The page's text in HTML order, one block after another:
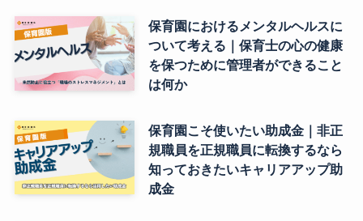
保育園におけるメンタルヘルスに
ついて考える｜保育士の心の健康
を保つために管理者ができること
は何か
保育園こそ使いたい助成金｜非正
規職員を正規職員に転換するなら
知っておきたいキャリアアップ助
成金